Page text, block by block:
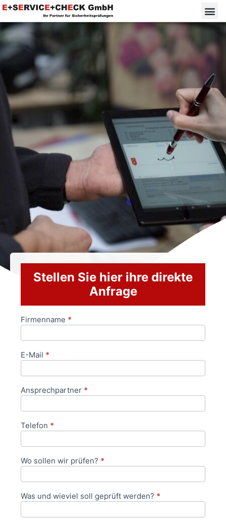
Stellen Sie hier ihre direkte
Anfrage
Anfrageformular
Firmenname *
E-Mail *
Ansprechpartner *
Telefon *
Wo sollen wir prüfen? *
Was und wieviel soll geprüft werden? *